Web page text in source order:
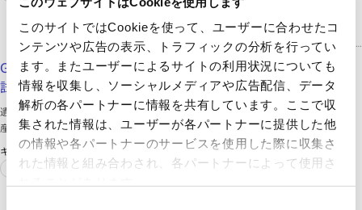
このサイトではCookieを使って、ユーザーに合わせたコ
ンテンツや広告の表示、トラフィックの分析を行ってい
ます。またユーザーによるサイトの利用状況についても
情報を収集し、ソーシャルメディアや広告配信、データ
解析の各パートナーに情報を共有しています。ここで収
集された情報は、ユーザーが各パートナーに提供した他
の情報や各パートナーのサービスを使用した際に収集さ
れた情報と組み合わされ、各パートナーによって使用さ
富士フイルム和光純薬株式会社
https://labchem-wako.fujifilm.com/jp/category/lifescience/food_hygiene_test/gmo_detection/index.html
GMO検知試薬｜食品/衛生 検査｜【ライフサイエンス】｜
試薬-富士フイルム和光純薬
遺伝子組換え生物 (GMO: Genetically modified organism)の
産業利用として、有用な形質を農作物に導入した遺伝子組換え
作物が挙げられます。当社では農林水産省、消費者庁および厚
生労働省が発表した検査方法に準拠するニッポンジーンのGMO
検知試薬を取り扱っております。
キーワード
食品
衛生